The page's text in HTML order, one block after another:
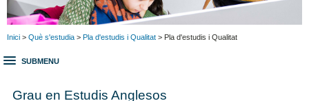
Inici > Què s'estudia > Pla d'estudis i Qualitat > Pla d'estudis i Qualitat
SUBMENU
Grau en Estudis Anglesos